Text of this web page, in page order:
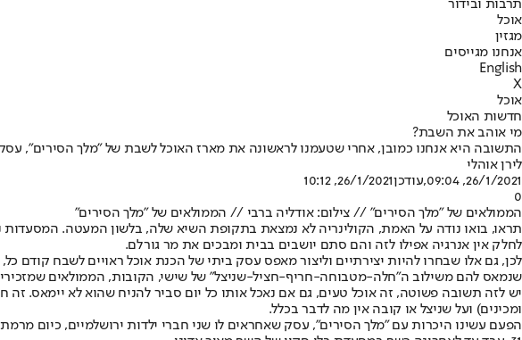
תרבות ובידור
אוכל
מגזין
אנחנו מגייסים
English
X
אוכל
חדשות האוכל
מי אוהב את השבת?
התשובה היא אנחנו כמובן, אחרי שטעמנו לראשונה את מארז האוכל לשבת של "מלך הסירים",
לירן אוהלי
26/1/2021, 09:04
,עודכן26/1/2021, 10:12
0
הממולאים של "מלך הסירים" // צילום: אודליה ברבי // הממולאים של "מלך הסירים"
תראו, בואו נודה על האמת, הקולינריה לא נמצאת בתקופת השיא שלה, בלשון המעטה.
לחלק אין אנרגיה אפילו לזה והם סתם יושבים בבית ומבכים את מר גורלם.
לכן, גם אלו שבחרו להיות יצירתיים וליצור מאפס עסק ביתי של הכנת אוכל ראויים לשבח קודם
שנמאס להם משילוב ה"חלה-מטבוחה-חריף-חציל-שניצל" של שישי, הקובות, הממולאים
יש לזה תשובה פשוטה, זה אוכל טעים, גם אם נאכל אותו כל יום סביר להניח שהוא לא יימאס.
ומכינים) ועל שניצל או קובה אין מה לדבר בכלל.